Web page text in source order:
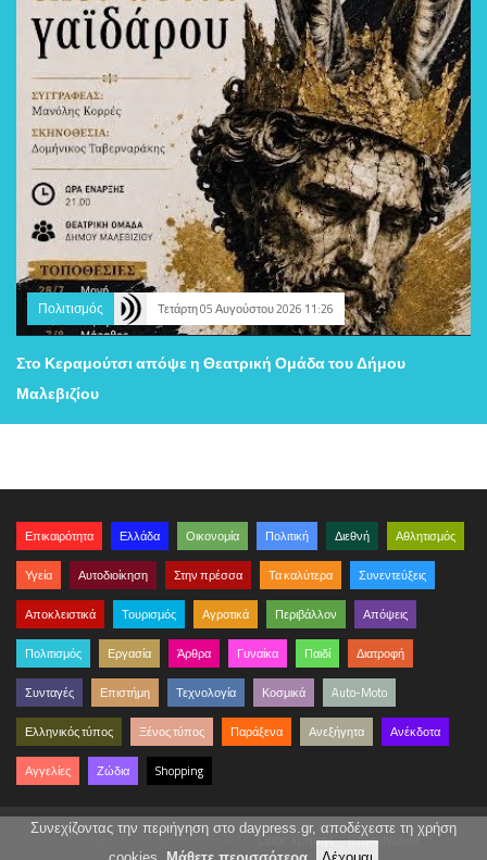
Πολιτισμός Τετάρτη 05 Αυγούστου 2026 11:26
Στο Κεραμούτσι απόψε η Θεατρική Ομάδα του Δήμου
Μαλεβιζίου
Επικαιρότητα Ελλάδα Οικονομία Πολιτική Διεθνή Αθλητισμός
Υγεία Αυτοδιοίκηση Στην πρέσσα Τα καλύτερα Συνεντεύξεις
Αποκλειστικά Τουρισμός Αγροτικά Περιβάλλον Απόψεις
Πολιτισμός Εργασία Άρθρα Γυναίκα Παιδί Διατροφή
Συνταγές Επιστήμη Τεχνολογία Κοσμικά Auto-Moto
Ελληνικός τύπος Ξένος τύπος Παράξενα Ανεξήγητα Ανέκδοτα
Αγγελίες Ζώδια Shopping
© daypress. All rights reserved.Όροι Χρήσης Επικοινωνία
Συνεχίζοντας την περιήγηση στο daypress.gr, αποδέχεστε τη χρήση